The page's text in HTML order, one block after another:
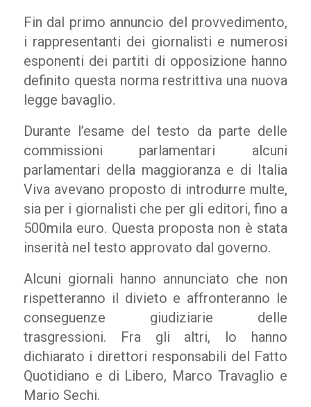
Fin dal primo annuncio del provvedimento,
i rappresentanti dei giornalisti e numerosi
esponenti dei partiti di opposizione hanno
definito questa norma restrittiva una nuova
legge bavaglio.
Durante l’esame del testo da parte delle
commissioni parlamentari alcuni
parlamentari della maggioranza e di Italia
Viva avevano proposto di introdurre multe,
sia per i giornalisti che per gli editori, fino a
500mila euro. Questa proposta non è stata
inserità nel testo approvato dal governo.
Alcuni giornali hanno annunciato che non
rispetteranno il divieto e affronteranno le
conseguenze giudiziarie delle
trasgressioni. Fra gli altri, lo hanno
dichiarato i direttori responsabili del Fatto
Quotidiano e di Libero, Marco Travaglio e
Mario Sechi.